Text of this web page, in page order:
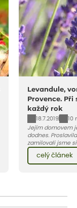
Levandule,
Provence.
každý rok
18.7.2019
10
Jejím domovem
dodnes.
zamilovali jsme
Evropy. Koneckonců, i Petr Hapka
slavnou písničku
zpěvačky Hany
celý článek